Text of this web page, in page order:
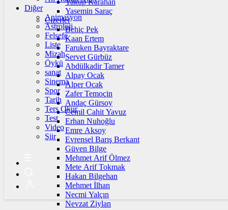
Diğer
Animasyon
Astroloji
Felsefe
Liste
Mizah
Öykü
sanat
Sinema
Spor
Tarih
Ters Okur
Test
Video
Şiir
Yakup Karahan
Yasemin Saraç
Çizerler
Behiç Pek
Kaan Ertem
Faruken Bayraktare
Servet Gürbüz
Abdülkadir Tamer
Alpay Ocak
Alper Ocak
Zafer Temoçin
Andaç Gürsoy
Cemil Cahit Yavuz
Erhan Nuhoğlu
Emre Aksoy
Evrensel Barış Berkant
Güven Bilge
Mehmet Arif Ölmez
Mete Arif Tokmak
Hakan Bilgehan
Mehmet İlhan
Necmi Yalçın
Nevzat Ziylan